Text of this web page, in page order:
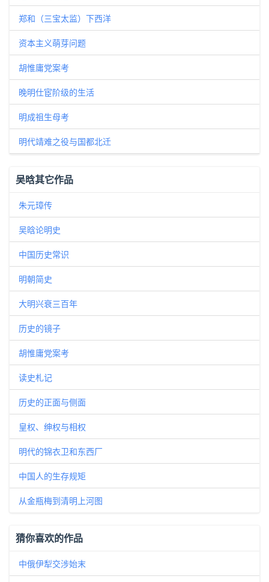
郑和（三宝太监）下西洋
资本主义萌芽问题
胡惟庸党案考
晚明仕宦阶级的生活
明成祖生母考
明代靖难之役与国都北迁
吴晗其它作品
朱元璋传
吴晗论明史
中国历史常识
明朝简史
大明兴衰三百年
历史的镜子
胡惟庸党案考
读史札记
历史的正面与侧面
皇权、绅权与相权
明代的锦衣卫和东西厂
中国人的生存规矩
从金瓶梅到清明上河图
猜你喜欢的作品
中俄伊犁交涉始末